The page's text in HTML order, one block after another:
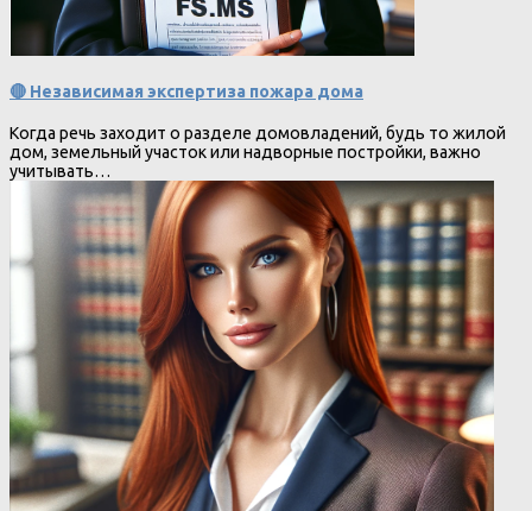
🔴 Независимая экспертиза пожара дома
Когда речь заходит о разделе домовладений, будь то жилой
дом, земельный участок или надворные постройки, важно
учитывать…